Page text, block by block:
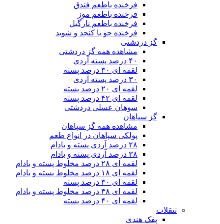
فرخنده باطعم فندق
فرخنده باطعم موز
فرخنده باطعم نارگیل
فرخنده جو با کنجد و شوید
گز دردشتی
مشاهده همه گز دردشتی
۴۰ درصد پسته آردی
لقمه ای ۳۰ درصد پسته
۳۰ درصد پسته آردی
لقمه ای ۲۰ درصد پسته
لقمه ای ۴۲ درصد پسته
سوهان عسلی دردشتی
گز سپاهان
مشاهده همه گز سپاهان
پولکی سپاهان در انواع طعم
۲۸ درصد آردی پسته و بادام
۳۸ درصد آردی پسته و بادام
لقمه ای ۲۸ درصد مخلوط پسته و بادام
لقمه ای ۱۸ درصد مخلوط پسته و بادام
لقمه ای ۳۰ درصد پسته
لقمه ای ۳۸ درصد مخلوط پسته و بادام
لقمه ای ۴۰ درصد پسته
تنقلات
پفک هندی